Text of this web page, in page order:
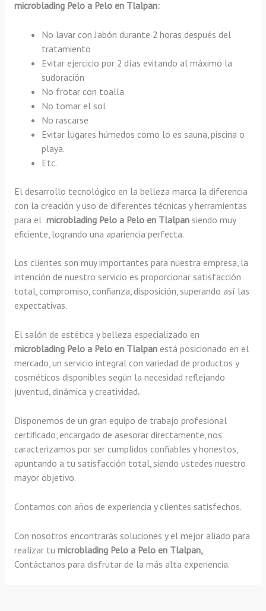
microblading Pelo a Pelo en Tlalpan:
No lavar con Jabón durante 2 horas después del
tratamiento
Evitar ejercicio por 2 días evitando al máximo la
sudoración
No frotar con toalla
No tomar el sol
No rascarse
Evitar lugares húmedos como lo es sauna, piscina o
playa.
Etc.
El desarrollo tecnológico en la belleza marca la diferencia
con la creación y uso de diferentes técnicas y herramientas
para el microblading Pelo a Pelo en Tlalpansiendo muy
eficiente, logrando una apariencia perfecta.
Los clientes son muy importantes para nuestra empresa, la
intención de nuestro servicio es proporcionar satisfacción
total, compromiso, confianza, disposición, superando así las
expectativas.
El salón de estética y belleza especializado en
microblading Pelo a Pelo en Tlalpanestá posicionado en el
mercado, un servicio integral con variedad de productos y
cosméticos disponibles según la necesidad reflejando
juventud, dinámica y creatividad.
Disponemos de un gran equipo de trabajo profesional
certificado, encargado de asesorar directamente, nos
caracterizamos por ser cumplidos confiables y honestos,
apuntando a tu satisfacción total, siendo ustedes nuestro
mayor objetivo.
Contamos con años de experiencia y clientes satisfechos.
Con nosotros encontrarás soluciones y el mejor aliado para
realizar tu microblading Pelo a Pelo en Tlalpan,
Contáctanos para disfrutar de la más alta experiencia.